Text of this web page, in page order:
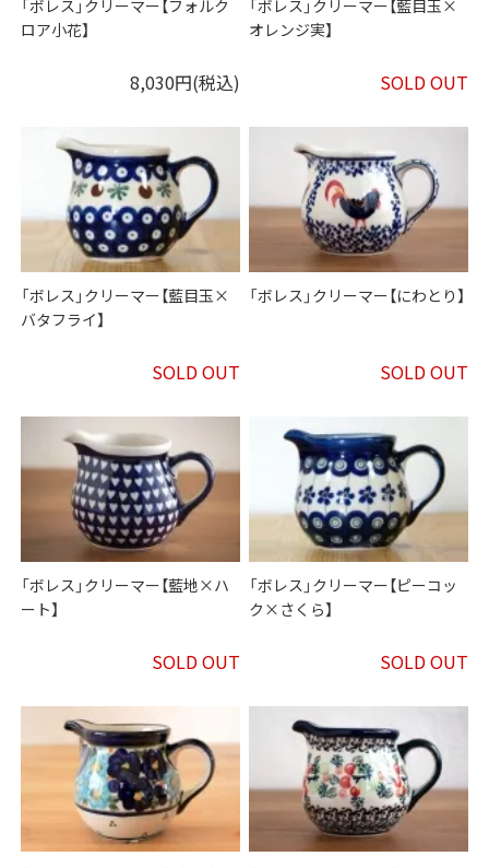
「ボレス」クリーマー【フォルク
ロア小花】
8,030円(税込)
「ボレス」クリーマー【藍目玉×
オレンジ実】
SOLD OUT
「ボレス」クリーマー【藍目玉×
バタフライ】
SOLD OUT
「ボレス」クリーマー【にわとり】
SOLD OUT
「ボレス」クリーマー【藍地×ハ
ート】
SOLD OUT
「ボレス」クリーマー【ピーコッ
ク×さくら】
SOLD OUT